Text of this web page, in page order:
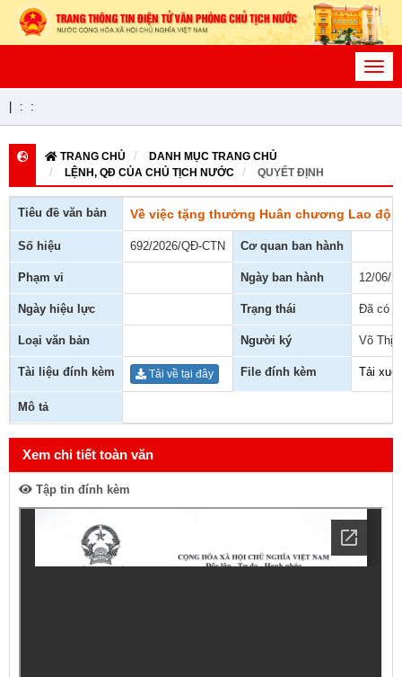
: :
TRANG CHỦ
DANH MỤC TRANG CHỦ
LỆNH, QĐ CỦA CHỦ TỊCH NƯỚC
QUYẾT ĐỊNH
Tiêu đề văn bản Về việc tặng thưởng Huân chương Lao
Số hiệu 692/2026/QĐ-CTN Cơ quan ban hành
Phạm vi Ngày ban hành 12/06/
Ngày hiệu lực Trạng thái Đã có
Loại văn bản Người ký Võ Thị
Tài liệu đính kèm Tải về tại đây File đính kèm Tải
Mô tả
Xem chi tiết toàn văn
Tập tin đính kèm